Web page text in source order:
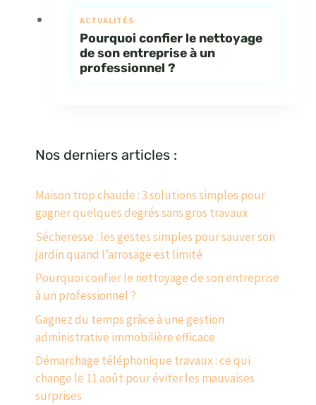
ACTUALITÉS
Pourquoi confier le nettoyage
de son entreprise à un
professionnel ?
Nos derniers articles :
Maison trop chaude : 3 solutions simples pour
gagner quelques degrés sans gros travaux
Sécheresse : les gestes simples pour sauver son
jardin quand l’arrosage est limité
Pourquoi confier le nettoyage de son entreprise
à un professionnel ?
Gagnez du temps grâce à une gestion
administrative immobilière efficace
Démarchage téléphonique travaux : ce qui
change le 11 août pour éviter les mauvaises
surprises